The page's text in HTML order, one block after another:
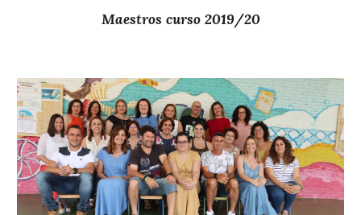
Maestros curso 2019/20